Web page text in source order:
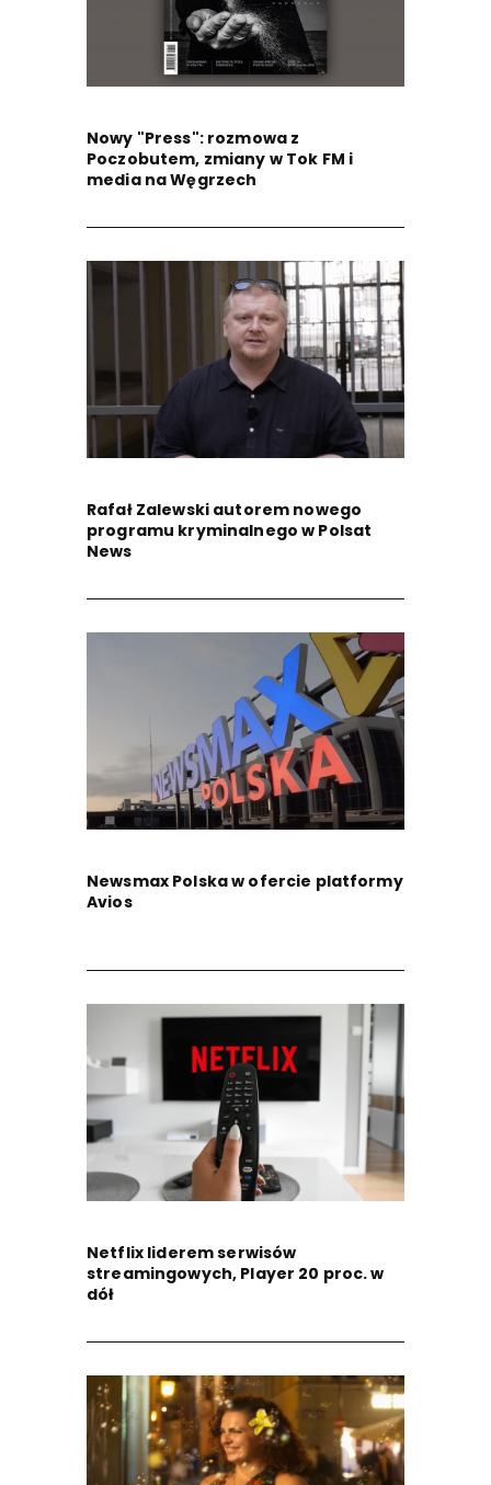
Nowy "Press": rozmowa z
Poczobutem, zmiany w Tok FM i
media na Węgrzech
Rafał Zalewski autorem nowego
programu kryminalnego w Polsat
News
Newsmax Polska w ofercie platformy
Avios
Netflix liderem serwisów
streamingowych, Player 20 proc. w
dół